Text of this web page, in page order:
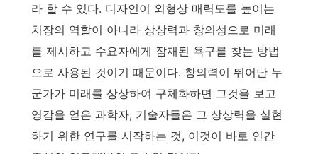
라 할 수 있다. 디자인이 외형상 매력도를 높이는
치장의 역할이 아니라 상상력과 창의성으로 미래
를 제시하고 수요자에게 잠재된 욕구를 찾는 방법
으로 사용된 것이기 때문이다. 창의력이 뛰어난 누
군가가 미래를 상상하여 구체화하면 그것을 보고
영감을 얻은 과학자, 기술자들은 그 상상력을 실현
하기 위한 연구를 시작하는 것, 이것이 바로 인간